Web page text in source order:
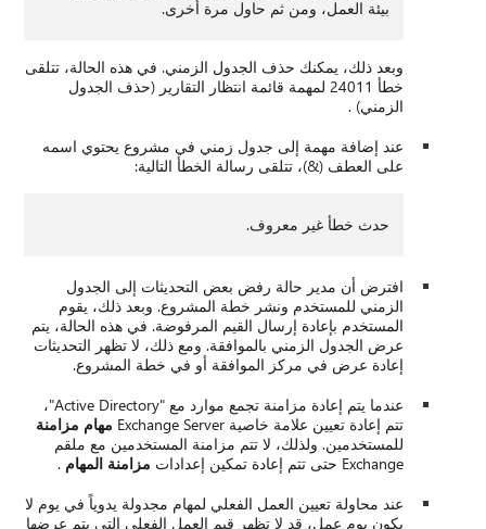
هذه الحالة، تتلقى
(حذف الجدول
يحتوي اسمه
إلى الجدول
وبعد ذلك، يقوم
في هذه الحالة، يتم
لا تظهر التحديثات
خطة المشروع.
عندما يتم إعادة مزامنة تجمع موارد مع "Active Directory"،
مهام مزامنة
مع ملقم
مزامنة المهام.
يدوياً في يوم لا
التي يتم عرضها